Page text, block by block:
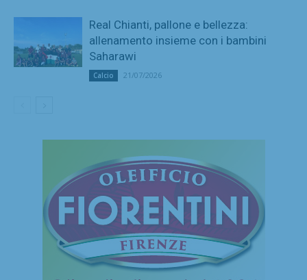
Real Chianti, pallone e bellezza:
allenamento insieme con i bambini
Saharawi
Calcio 21/07/2026